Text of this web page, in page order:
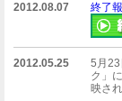
2012.08.07 終了
2012.05.25
5月
ク」
映さ